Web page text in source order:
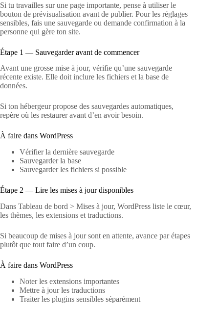
Si tu travailles sur une page importante, pense à utiliser le
bouton de prévisualisation avant de publier. Pour les réglages
sensibles, fais une sauvegarde ou demande confirmation à la
personne qui gère ton site.
Étape 1 — Sauvegarder avant de commencer
Avant une grosse mise à jour, vérifie qu’une sauvegarde
récente existe. Elle doit inclure les fichiers et la base de
données.
Si ton hébergeur propose des sauvegardes automatiques,
repère où les restaurer avant d’en avoir besoin.
À faire dans WordPress
Vérifier la dernière sauvegarde
Sauvegarder la base
Sauvegarder les fichiers si possible
Étape 2 — Lire les mises à jour disponibles
Dans Tableau de bord > Mises à jour, WordPress liste le cœur,
les thèmes, les extensions et traductions.
Si beaucoup de mises à jour sont en attente, avance par étapes
plutôt que tout faire d’un coup.
À faire dans WordPress
Noter les extensions importantes
Mettre à jour les traductions
Traiter les plugins sensibles séparément